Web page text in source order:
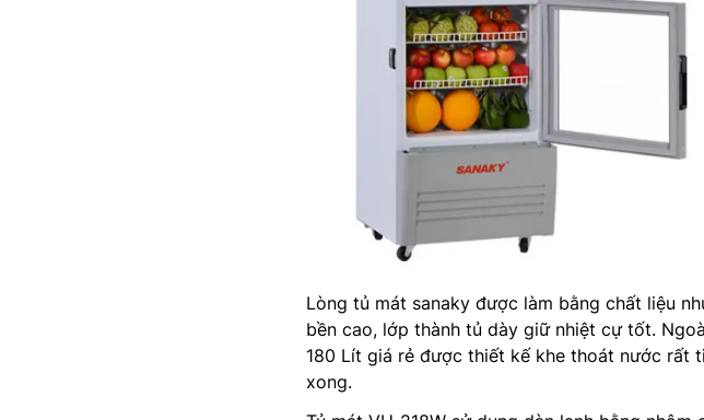
Lòng tủ mát sanaky được làm bằng chất liệu
bền cao, lớp thành tủ dày giữ nhiệt cự tốt.
180 Lít giá rẻ được thiết kế khe thoát nước rất
xong.